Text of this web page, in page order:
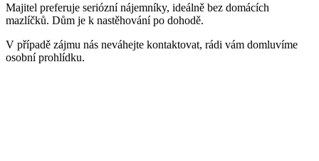
Majitel preferuje seriózní nájemníky, ideálně bez domácích
mazlíčků. Dům je k nastěhování po dohodě.
V případě zájmu nás neváhejte kontaktovat, rádi vám domluvíme
osobní prohlídku.